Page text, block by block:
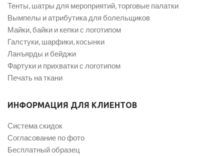
Тенты, шатры для мероприятий, торговые палатки
Вымпелы и атрибутика для болельщиков
Майки, байки и кепки с логотипом
Галстуки, шарфики, косынки
Ланъярды и бейджи
Фартуки и прихватки с логотипом
Печать на ткани
ИНФОРМАЦИЯ ДЛЯ КЛИЕНТОВ
Система скидок
Согласование по фото
Бесплатный образец